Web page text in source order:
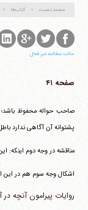
صفحه نخست کتاب‌ها
حالت مطالعه غیر فعال
صفحه ۴۱
صاحب حواله محفوظ باشد؛
پشتوانه آن آگاهی ندارد
مناقشه در وجه دوم اینکه:
اشکال وجه سوم هم در این
روایات پیرامون آنچه